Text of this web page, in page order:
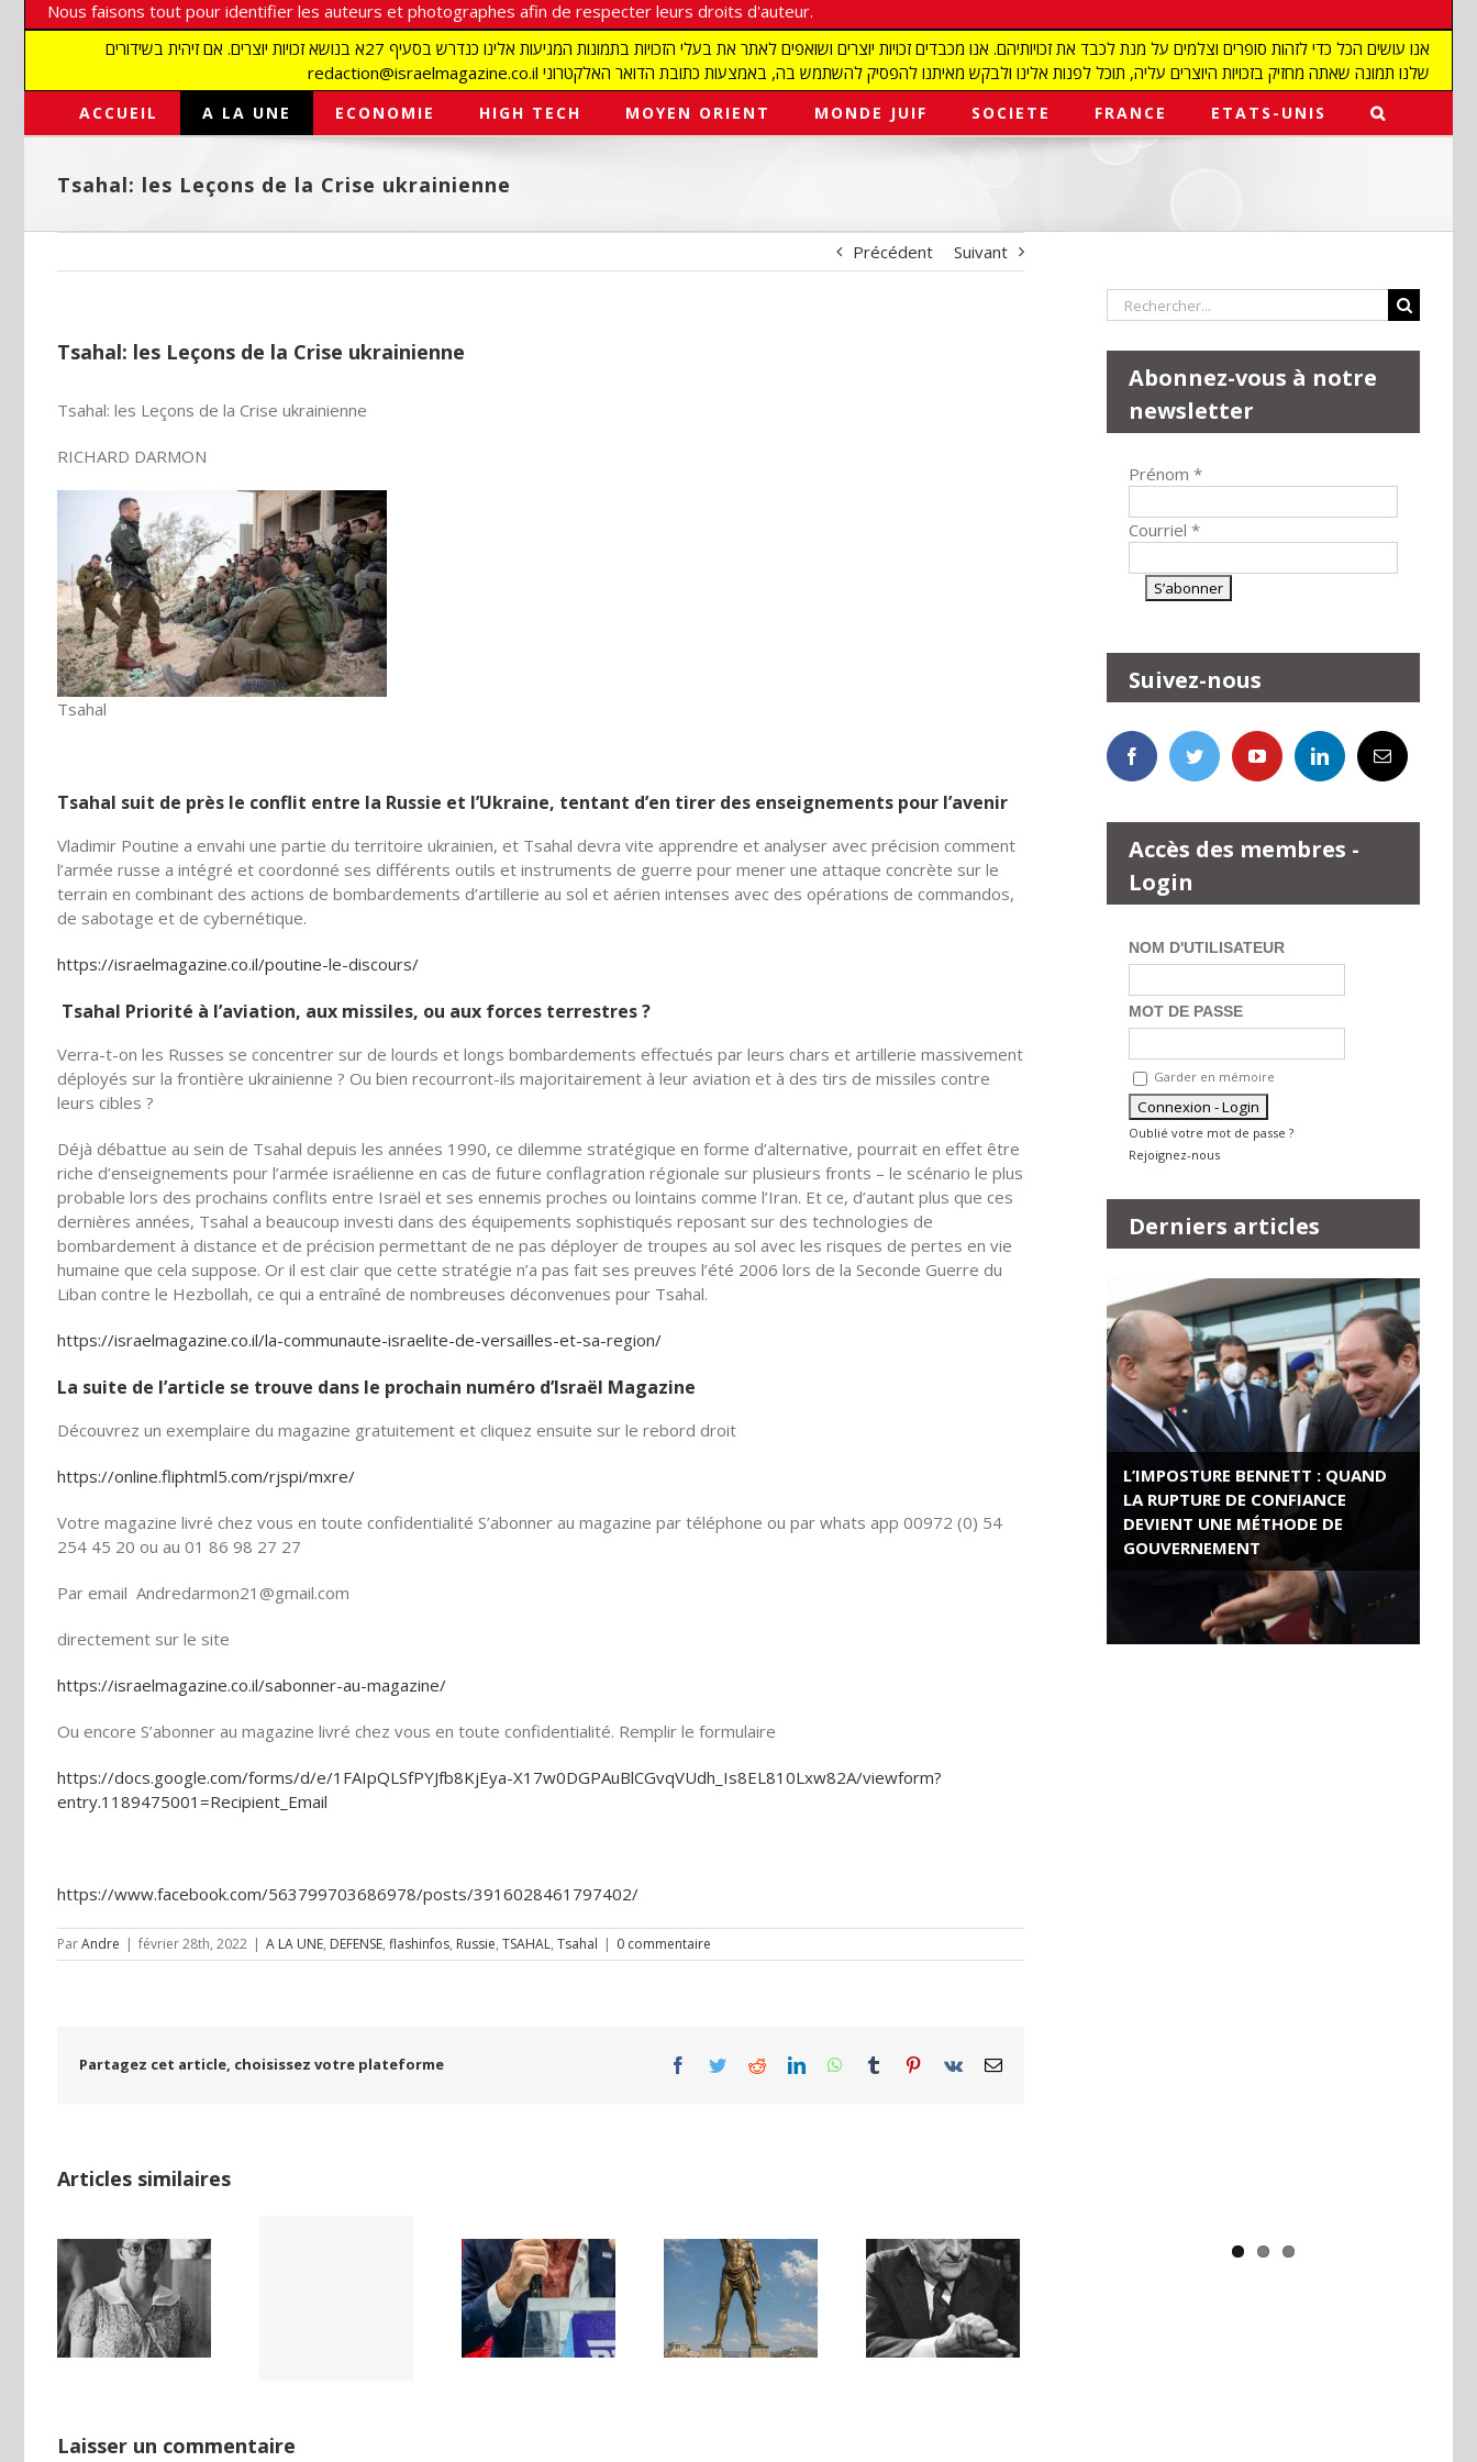
Nous faisons tout pour identifier les auteurs et photographes afin de respecter leurs droits d'auteur.
אנו עושים הכל כדי לזהות סופרים וצלמים על מנת לכבד את זכויותיהם. אנו מכבדים זכויות יוצרים ושואפים לאתר את בעלי הזכויות בתמונות המגיעות אלינו כנדרש בסעיף 27א בנושא זכויות יוצרים. אם זיהית בשידורים
redaction@israelmagazine.co.il שלנו תמונה שאתה מחזיק בזכויות היוצרים עליה, תוכל לפנות אלינו ולבקש מאיתנו להפסיק להשתמש בה, באמצעות כתובת הדואר האלקטרוני
ACCUEIL A LA UNE ECONOMIE HIGH TECH MOYEN ORIENT MONDE JUIF SOCIETE FRANCE ETATS-UNIS
Tsahal: les Leçons de la Crise ukrainienne
Précédent Suivant
Tsahal: les Leçons de la Crise ukrainienne
Tsahal: les Leçons de la Crise ukrainienne
RICHARD DARMON
Tsahal
Tsahal suit de près le conflit entre la Russie et l’Ukraine, tentant d’en tirer des enseignements pour l’avenir
Vladimir Poutine a envahi une partie du territoire ukrainien, et Tsahal devra vite apprendre et analyser avec précision comment
l’armée russe a intégré et coordonné ses différents outils et instruments de guerre pour mener une attaque concrète sur le
terrain en combinant des actions de bombardements d’artillerie au sol et aérien intenses avec des opérations de commandos,
de sabotage et de cybernétique.
https://israelmagazine.co.il/poutine-le-discours/
Tsahal Priorité à l’aviation, aux missiles, ou aux forces terrestres ?
Verra-t-on les Russes se concentrer sur de lourds et longs bombardements effectués par leurs chars et artillerie massivement
déployés sur la frontière ukrainienne ? Ou bien recourront-ils majoritairement à leur aviation et à des tirs de missiles contre
leurs cibles ?
Déjà débattue au sein de Tsahal depuis les années 1990, ce dilemme stratégique en forme d’alternative, pourrait en effet être
riche d’enseignements pour l’armée israélienne en cas de future conflagration régionale sur plusieurs fronts – le scénario le plus
probable lors des prochains conflits entre Israël et ses ennemis proches ou lointains comme l’Iran. Et ce, d’autant plus que ces
dernières années, Tsahal a beaucoup investi dans des équipements sophistiqués reposant sur des technologies de
bombardement à distance et de précision permettant de ne pas déployer de troupes au sol avec les risques de pertes en vie
humaine que cela suppose. Or il est clair que cette stratégie n’a pas fait ses preuves l’été 2006 lors de la Seconde Guerre du
Liban contre le Hezbollah, ce qui a entraîné de nombreuses déconvenues pour Tsahal.
https://israelmagazine.co.il/la-communaute-israelite-de-versailles-et-sa-region/
La suite de l’article se trouve dans le prochain numéro d’Israël Magazine
Découvrez un exemplaire du magazine gratuitement et cliquez ensuite sur le rebord droit
https://online.fliphtml5.com/rjspi/mxre/
Votre magazine livré chez vous en toute confidentialité S’abonner au magazine par téléphone ou par whats app 00972 (0) 54
254 45 20 ou au 01 86 98 27 27
Par email Andredarmon21@gmail.com
directement sur le site
https://israelmagazine.co.il/sabonner-au-magazine/
Ou encore S’abonner au magazine livré chez vous en toute confidentialité. Remplir le formulaire
https://docs.google.com/forms/d/e/1FAIpQLSfPYJfb8KjEya-X17w0DGPAuBlCGvqVUdh_Is8EL810Lxw82A/viewform?
entry.1189475001=Recipient_Email
https://www.facebook.com/563799703686978/posts/3916028461797402/
ParAndre | février 28th, 2022 | A LA UNE, DEFENSE, flashinfos, Russie, TSAHAL, Tsahal | 0 commentaire
Partagez cet article, choisissez votre plateforme Facebook
TwitterRedditLinkedInWhatsApp
Tumblr Pinterest
Vk Email
Articles similaires
Netflix Field of
Dreams (1989)
Ile de Rhodes ;
un foyer juif
déserté
Une lettre
inédite de
Malraux sur
l’État d’Israël |
PAR « LA REGLE
Laisser un commentaire
Rechercher:
Abonnez-vous à notre
newsletter
Prénom *
Courriel *
Suivez-nous
Accès des membres -
Login
NOM D'UTILISATEUR
MOT DE PASSE
Garder en mémoire
Oublié votre mot de passe ?
Rejoignez-nous
Derniers articles
L’IMPOSTURE BENNETT : QUAND
LA RUPTURE DE CONFIANCE
DEVIENT UNE MÉTHODE DE
GOUVERNEMENT
ROSE VALLAND, HEROÏNE DE LA
RESISTANCE FRANÇAISE